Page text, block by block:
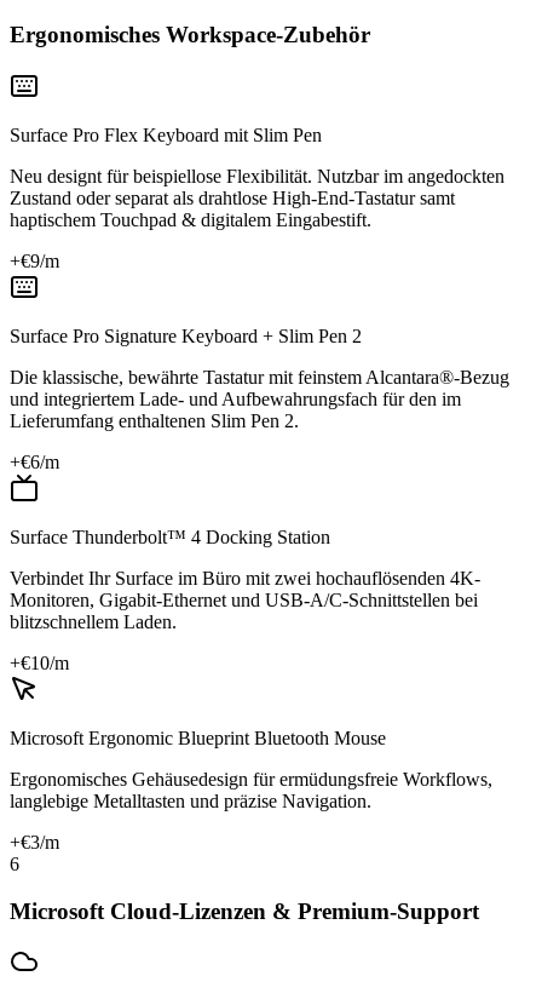
Ergonomisches Workspace-Zubehör
Surface Pro Flex Keyboard mit Slim Pen
Neu designt für beispiellose Flexibilität. Nutzbar im angedockten
Zustand oder separat als drahtlose High-End-Tastatur samt
haptischem Touchpad & digitalem Eingabestift.
+€9/m
Surface Pro Signature Keyboard + Slim Pen 2
Die klassische, bewährte Tastatur mit feinstem Alcantara®-Bezug
und integriertem Lade- und Aufbewahrungsfach für den im
Lieferumfang enthaltenen Slim Pen 2.
+€6/m
Surface Thunderbolt™ 4 Docking Station
Verbindet Ihr Surface im Büro mit zwei hochauflösenden 4K-
Monitoren, Gigabit-Ethernet und USB-A/C-Schnittstellen bei
blitzschnellem Laden.
+€10/m
Microsoft Ergonomic Blueprint Bluetooth Mouse
Ergonomisches Gehäusedesign für ermüdungsfreie Workflows,
langlebige Metalltasten und präzise Navigation.
+€3/m
6
Microsoft Cloud-Lizenzen & Premium-Support